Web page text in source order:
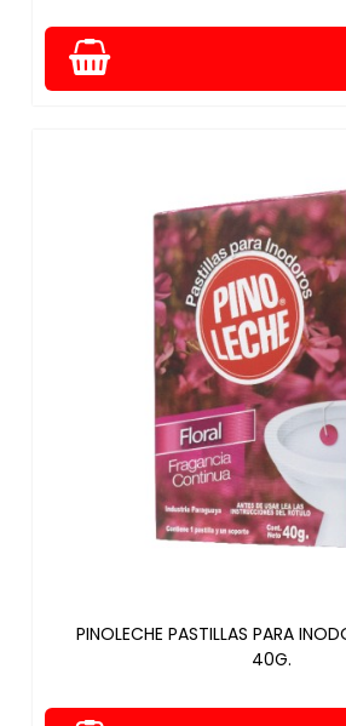
PINOLECHE PASTILLAS PARA
40G.